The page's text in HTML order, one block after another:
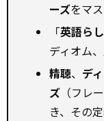
ーズをマ
「英語ら
ディオム
精聴、 デ
ズ （フレ
き、その